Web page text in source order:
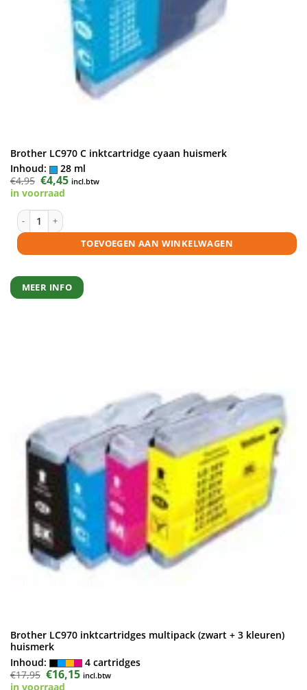
Brother LC970 C inktcartridge cyaan huismerk
Inhoud:
28 ml
€4,95 Oorspronkelijke
prijs
was:
€4,45Huidige
prijs
incl.btw
in voorraad
Brother LC970 C inktcartridge cyaan huismerk aantal
TOEVOEGEN AAN WINKELWAGEN
MEER INFO
Brother LC970 inktcartridges multipack (zwart + 3 kleuren)
huismerk
Inhoud:
4 cartridges
€17,95 Oorspronkelijke
prijs
€16,15Huidige
prijs
incl.btw
in voorraad